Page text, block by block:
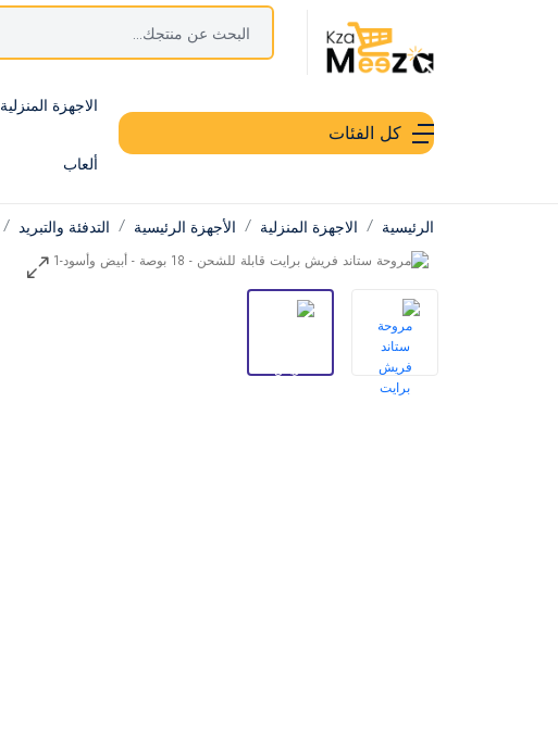
كل الفئات
الاجهزة المنزلية
ألعاب
الرئيسية الاجهزة المنزلية الأجهزة الرئيسية التدفئة والتبريد